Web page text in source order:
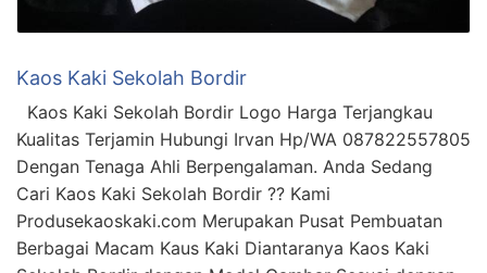
Kaos Kaki Sekolah Bordir
Kaos Kaki Sekolah Bordir Logo Harga Terjangkau
Kualitas Terjamin Hubungi Irvan Hp/WA 087822557805
Dengan Tenaga Ahli Berpengalaman. Anda Sedang
Cari Kaos Kaki Sekolah Bordir ?? Kami
Produsekaoskaki.com Merupakan Pusat Pembuatan
Berbagai Macam Kaus Kaki Diantaranya Kaos Kaki